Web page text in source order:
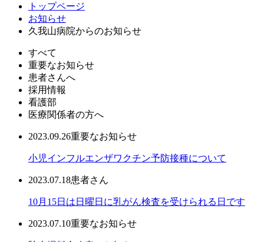
トップページ
お知らせ
久我山病院からのお知らせ
すべて
重要なお知らせ
患者さんへ
採用情報
看護部
医療関係者の方へ
2023.09.26重要なお知らせ
小児インフルエンザワクチン予防接種について
2023.07.18患者さん
10月15日は日曜日に乳がん検査を受けられる日です
2023.07.10重要なお知らせ